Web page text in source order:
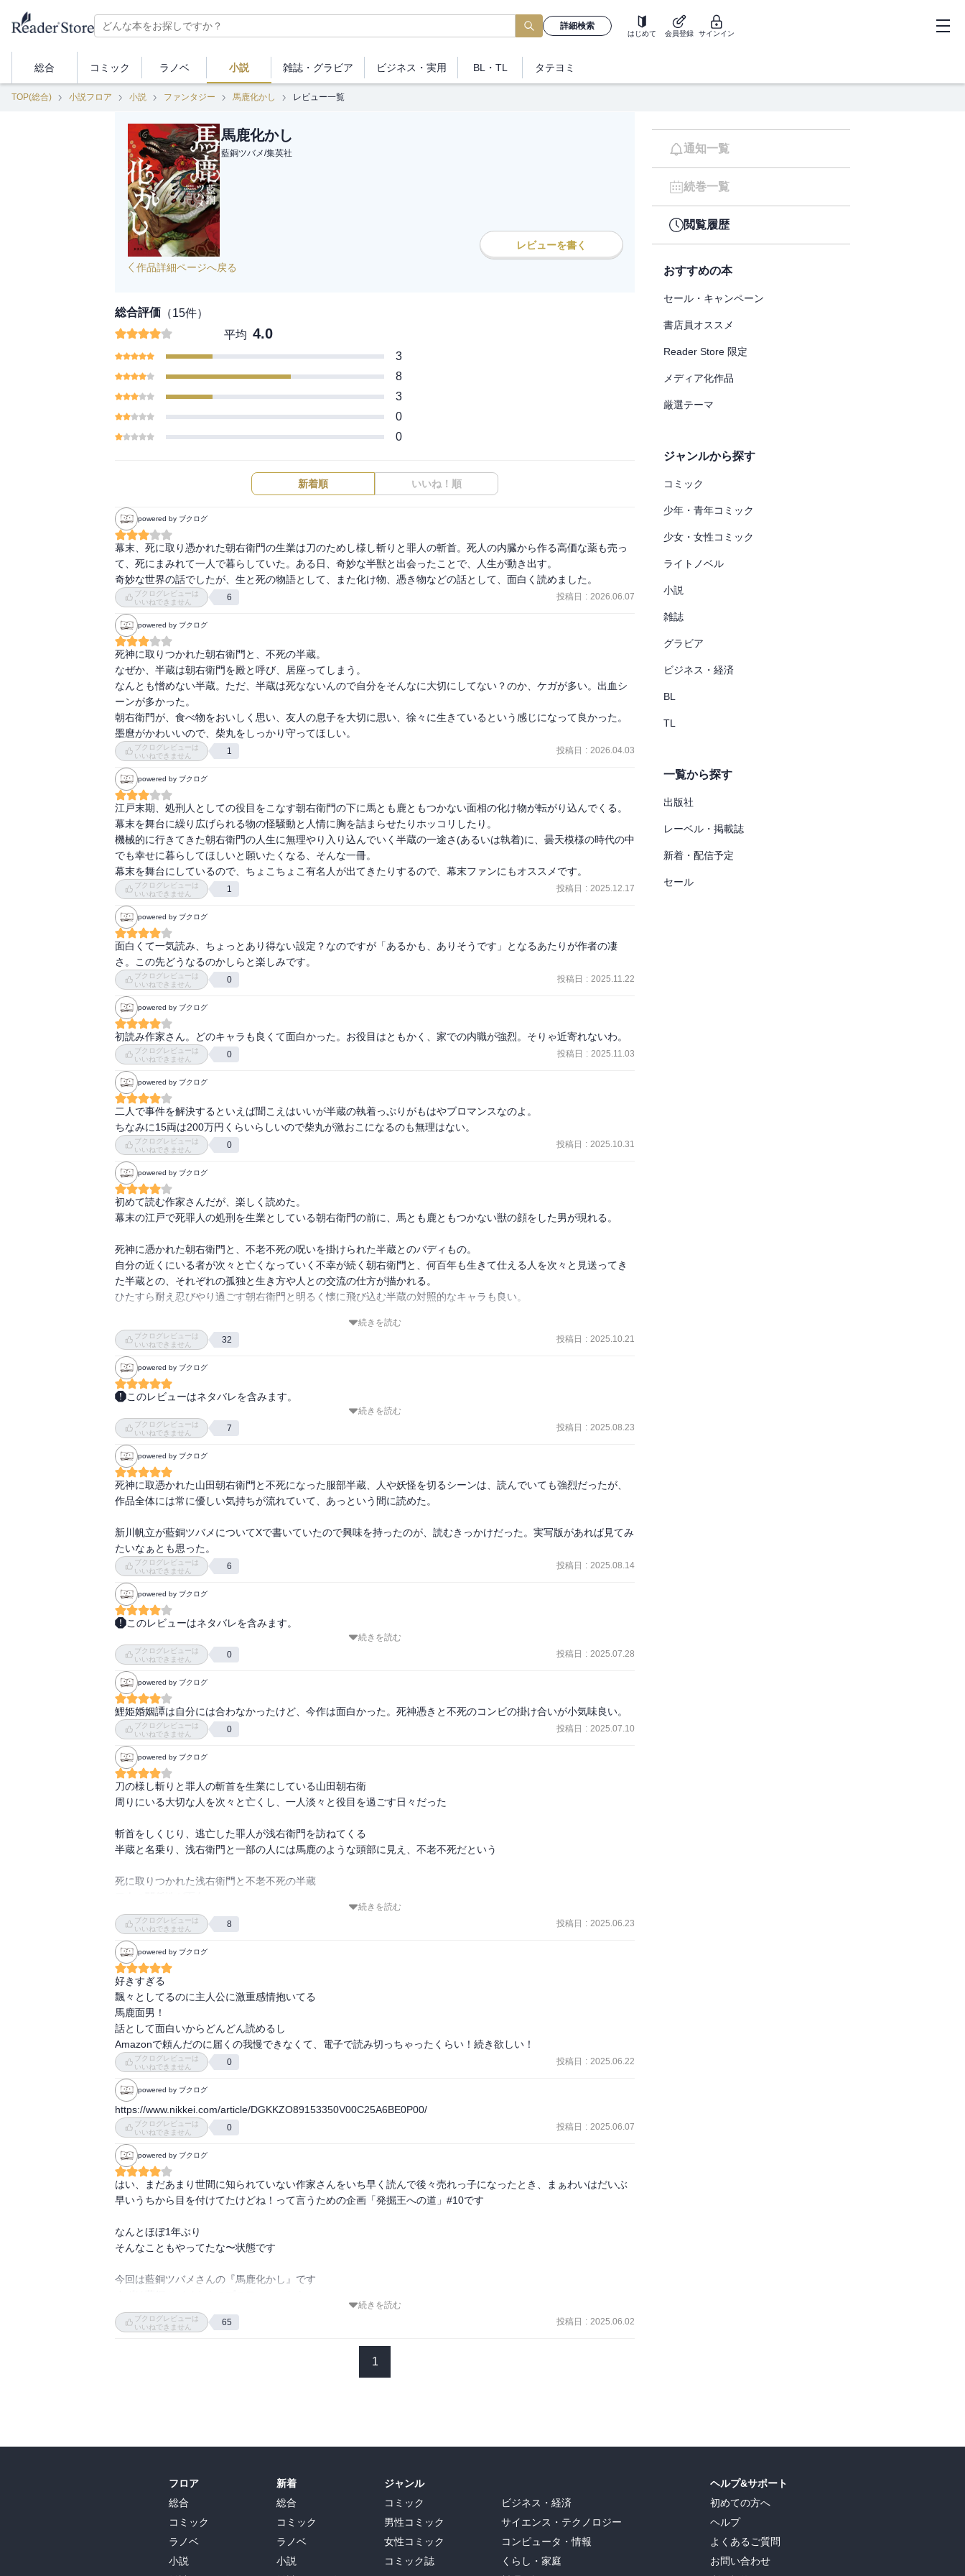
詳細検索
はじめて 会員登録 サインイン
総合 コミック ラノベ 小説 雑誌・ グラビア ビジネス ・実用 BL・TL タテヨミ
TOP(総合) 小説フロア 小説 ファンタジー 馬鹿化かし レビュー一覧
馬鹿化かし
藍銅ツバメ/集英社
レビューを書く
作品詳細ページへ戻る
総合評価 （15件）
平均 4.0
3
8
3
0
0
新着順 いいね！順
powered by ブクログ
幕末、死に取り憑かれた朝右衛門の生業は刀のためし様し斬りと罪人の斬首。死人の内臓から作る高価な薬も売っ
て、死にまみれて一人で暮らしていた。ある日、奇妙な半獣と出会ったことで、人生が動き出す。
奇妙な世界の話でしたが、生と死の物語として、また化け物、憑き物などの話として、面白く読めました。
ブクログレビューは
いいねできません
6 投稿日 : 2026.06.07
powered by ブクログ
死神に取りつかれた朝右衛門と、不死の半蔵。
なぜか、半蔵は朝右衛門を殿と呼び、居座ってしまう。
なんとも憎めない半蔵。ただ、半蔵は死なないんので自分をそんなに大切にしてない？のか、ケガが多い。出血シ
ーンが多かった。
朝右衛門が、食べ物をおいしく思い、友人の息子を大切に思い、徐々に生きているという感じになって良かった。
墨麿がかわいいので、柴丸をしっかり守ってほしい。
ブクログレビューは
いいねできません
1 投稿日 : 2026.04.03
powered by ブクログ
江戸末期、処刑人としての役目をこなす朝右衛門の下に馬とも鹿ともつかない面相の化け物が転がり込んでくる。
幕末を舞台に繰り広げられる物の怪騒動と人情に胸を詰まらせたりホッコリしたり。
機械的に行きてきた朝右衛門の人生に無理やり入り込んでいく半蔵の一途さ(あるいは執着)に、曇天模様の時代の中
でも幸せに暮らしてほしいと願いたくなる、そんな一冊。
幕末を舞台にしているので、ちょこちょこ有名人が出てきたりするので、幕末ファンにもオススメです。
ブクログレビューは
いいねできません
1 投稿日 : 2025.12.17
powered by ブクログ
面白くて一気読み、ちょっとあり得ない設定？なのですが「あるかも、ありそうです」となるあたりが作者の凄
さ。この先どうなるのかしらと楽しみです。
ブクログレビューは
いいねできません
0 投稿日 : 2025.11.22
powered by ブクログ
初読み作家さん。どのキャラも良くて面白かった。お役目はともかく、家での内職が強烈。そりゃ近寄れないわ。
ブクログレビューは
いいねできません
0 投稿日 : 2025.11.03
powered by ブクログ
二人で事件を解決するといえば聞こえはいいが半蔵の執着っぷりがもはやブロマンスなのよ。
ちなみに15両は200万円くらいらしいので柴丸が激おこになるのも無理はない。
ブクログレビューは
いいねできません
0 投稿日 : 2025.10.31
powered by ブクログ
初めて読む作家さんだが、楽しく読めた。
幕末の江戸で死罪人の処刑を生業としている朝右衛門の前に、馬とも鹿ともつかない獣の顔をした男が現れる。
死神に憑かれた朝右衛門と、不老不死の呪いを掛けられた半蔵とのバディもの。
自分の近くにいる者が次々と亡くなっていく不幸が続く朝右衛門と、何百年も生きて仕える人を次々と見送ってき
た半蔵との、それぞれの孤独と生き方や人との交流の仕方が描かれる。
ひたすら耐え忍びやり過ごす朝右衛門と明るく懐に飛び込む半蔵の対照的なキャラも良い。
終盤は朝右衛門が唯一遠ざけ生かしている同門の親友·紺太夫との運命が描かれ、目が離せない。
幕末の歴史上の人物も登場し、より興味深い。
ふたりの結末がどうなるのかと思いきや、新しいキャラクターも現れて賑やかになる。
悲しい結末にはならないようにと願いつつ読んだが、意外にも晴れやかな希望もあり、ほっとした。
続きを読む
ブクログレビューは
いいねできません
32 投稿日 : 2025.10.21
powered by ブクログ
このレビューはネタバレを含みます。
ちょっとグロいけれども、どんぴしゃに好みの本だった。
不死身の半蔵と、刀の様し切りと罪人の斬首を生業とし死神に憑かれている朝右衛門のコンビがとても良かった。
吉田松陰や沖田総司が晴明がでてきて、面白い。
二人だけの生活になるのかと思いきや、紺太夫の息子、犬憑きの柴丸を引き取ったことで、またさらに深みが増し
て良かった。
犬神の墨麿が可愛い。
シリーズ化させるのかなぁ。期待したいなぁ。
続きを読む
ブクログレビューは
いいねできません
7 投稿日 : 2025.08.23
powered by ブクログ
死神に取憑かれた山田朝右衛門と不死になった服部半蔵、人や妖怪を切るシーンは、読んでいても強烈だったが、
作品全体には常に優しい気持ちが流れていて、あっという間に読めた。
新川帆立が藍銅ツバメについてXで書いていたので興味を持ったのが、読むきっかけだった。実写版があれば見てみ
たいなぁとも思った。
ブクログレビューは
いいねできません
6 投稿日 : 2025.08.14
powered by ブクログ
このレビューはネタバレを含みます。
明るいエンタメ。いや、人の首は飛ぶし結構血生臭い話だと思うんですが、読み終わった時の感覚がエンタメだっ
たので、エンタメでいいと思う。幕末って雰囲気はそこまでしないし、吉田松陰をはじめ幕末の有名人が出てくる
けど短編小説のゲストキャラ的な扱いなので、ほぼ作中には絡んでこない。満足はしてるけど、わがままを言うな
らもう少し盛り上がりがあってもよかったのになと思う。
続きを読む
ブクログレビューは
いいねできません
0 投稿日 : 2025.07.28
powered by ブクログ
鯉姫婚姻譚は自分には合わなかったけど、今作は面白かった。死神憑きと不死のコンビの掛け合いが小気味良い。
ブクログレビューは
いいねできません
0 投稿日 : 2025.07.10
powered by ブクログ
刀の様し斬りと罪人の斬首を生業にしている山田朝右衛
周りにいる大切な人を次々と亡くし、一人淡々と役目を過ごす日々だった
斬首をしくじり、逃亡した罪人が浅右衛門を訪ねてくる
半蔵と名乗り、浅右衛門と一部の人には馬鹿のような頭部に見え、不老不死だという
死に取りつかれた浅右衛門と不老不死の半蔵
柴丸と墨麿の成長も楽しみだし、続きを読んでみたい
続きを読む
ブクログレビューは
いいねできません
8 投稿日 : 2025.06.23
powered by ブクログ
好きすぎる
飄々としてるのに主人公に激重感情抱いてる
馬鹿面男！
話として面白いからどんどん読めるし
Amazonで頼んだのに届くの我慢できなくて、電子で読み切っちゃったくらい！続き欲しい！
ブクログレビューは
いいねできません
0 投稿日 : 2025.06.22
powered by ブクログ
https://www.nikkei.com/article/DGKKZO89153350V00C25A6BE0P00/
ブクログレビューは
いいねできません
0 投稿日 : 2025.06.07
powered by ブクログ
はい、まだあまり世間に知られていない作家さんをいち早く読んで後々売れっ子になったとき、まぁわいはだいぶ
早いうちから目を付けてたけどね！って言うための企画「発掘王への道」#10です
なんとほぼ1年ぶり
そんなこともやってたな〜状態です
今回は藍銅ツバメさんの『馬鹿化かし』です
1995年生まれ。徳島大学総合科学部人間文化学科卒業。
ゲンロン大森望SF創作講座第4期を受講し、2020年に「めめ」で第4回ゲンロンSF新人賞優秀賞を受賞。
なるほど〜、物語全体を覆うおどろおどろしい雰囲気の中、生と死の狭間で生きるふたりの物語を通して、生きる
ことと死ぬことは一体なんなのかと言うことを問いかける！なんてつもりは一切なくエンタメとして楽しんでほし
作者の藍銅ツバメさんはゲームや法話が大好きでそんなところからもインスピレーションを得ているそう
続きを読む
ブクログレビューは
いいねできません
65 投稿日 : 2025.06.02
1
通知一覧
続巻一覧
閲覧履歴
おすすめの本
セール・キャンペーン
書店員オススメ
Reader Store 限定
メディア化作品
厳選テーマ
ジャンルから探す
コミック
少年・青年コミック
少女・女性コミック
ライトノベル
小説
雑誌
グラビア
ビジネス・経済
BL
TL
一覧から探す
出版社
レーベル・掲載誌
新着・配信予定
セール
フロア
総合
コミック
ラノベ
小説
新着
総合
コミック
ラノベ
小説
ジャンル
コミック
男性コミック
女性コミック
コミック誌
ビジネス・経済
サイエンス・テクノロジー
コンピュータ・情報
くらし・家庭
ヘルプ&サポート
初めての方へ
ヘルプ
よくあるご質問
お問い合わせ